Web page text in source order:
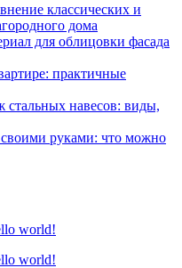
классических и
дома
для облицовки фасада
практичные
стальных навесов: виды,
руками: что можно
world!
world!